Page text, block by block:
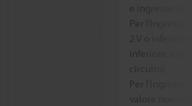
e ingresso
Per
2 V o
circuito)
Per
valore